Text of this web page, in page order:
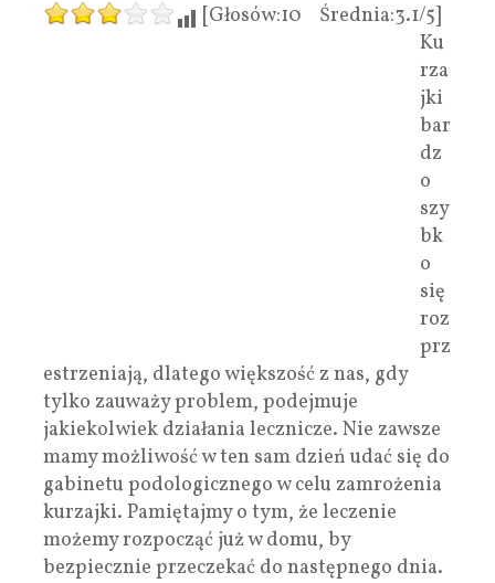
[Głosów:10 Średnia:3.1/5]
Ku
rza
jki
bar
dz
o
szy
bk
o
się
roz
prz
estrzeniają, dlatego większość z nas, gdy
tylko zauważy problem, podejmuje
jakiekolwiek działania lecznicze. Nie zawsze
mamy możliwość w ten sam dzień udać się do
gabinetu podologicznego w celu zamrożenia
kurzajki. Pamiętajmy o tym, że leczenie
możemy rozpocząć już w domu, by
bezpiecznie przeczekać do następnego dnia.